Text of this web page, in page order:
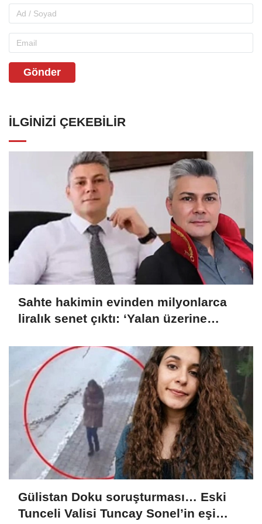
Gönder
İLGINIZI ÇEKEBILIR
Sahte hakimin evinden milyonlarca
liralık senet çıktı: ‘Yalan üzerine
Gülistan Doku soruşturması… Eski
Tunceli Valisi Tuncay Sonel’in eşi